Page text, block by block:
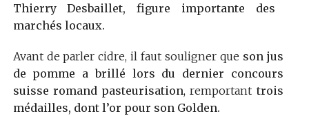
Thierry Desbaillet, figure importante des
marchés locaux.
Avant de parler cidre, il faut souligner que son jus
de pomme a brillé lors du dernier concours
suisse romand pasteurisation, remportant trois
médailles, dont l’or pour son Golden.